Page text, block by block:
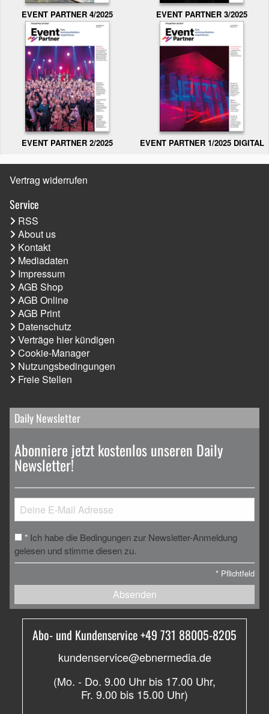
EVENT PARTNER 4/2025 EVENT PARTNER 3/2025
EVENT PARTNER 2/2025 EVENT PARTNER 1/2025 DIGITAL
Vertrag widerrufen
Service
RSS
About us
Kontakt
Mediadaten
Impressum
AGB Shop
AGB Online
AGB Print
Datenschutz
Verträge hier kündigen
Cookie-Manager
Nutzungsbedingungen
Freie Stellen
Daily Newsletter
Abonniere jetzt kostenlos unseren Daily
Newsletter!
* Ich habe die Bedingungen zur Newsletter-Anmeldung
gelesen und stimme diesen zu.
* Pflichtfeld
Absenden
Abo- und Kundenservice +49 731 88005-8205
kundenservice@ebnermedia.de
(Mo. - Do. 9.00 Uhr bis 17.00 Uhr,
Fr. 9.00 bis 15.00 Uhr)